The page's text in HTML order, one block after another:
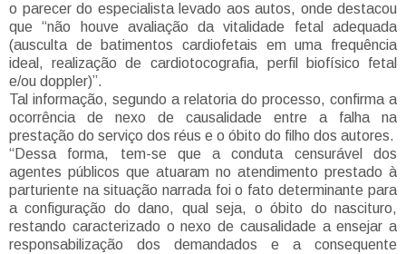
o parecer do especialista levado aos autos, onde destacou
que “não houve avaliação da vitalidade fetal adequada
(ausculta de batimentos cardiofetais em uma frequência
ideal, realização de cardiotocografia, perfil biofísico fetal
e/ou doppler)”.
Tal informação, segundo a relatoria do processo, confirma a
ocorrência de nexo de causalidade entre a falha na
prestação do serviço dos réus e o óbito do filho dos autores.
“Dessa forma, tem-se que a conduta censurável dos
agentes públicos que atuaram no atendimento prestado à
parturiente na situação narrada foi o fato determinante para
a configuração do dano, qual seja, o óbito do nascituro,
restando caracterizado o nexo de causalidade a ensejar a
responsabilização dos demandados e a consequente